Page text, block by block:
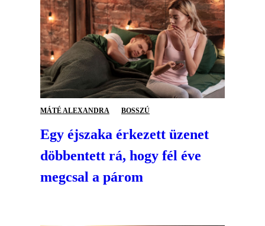
MÁTÉ ALEXANDRA BOSSZÚ
Egy éjszaka érkezett üzenet
döbbentett rá, hogy fél éve
megcsal a párom